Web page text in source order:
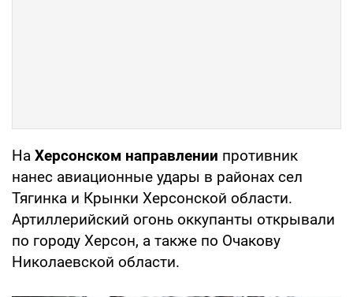
На Херсонском направлении противник
нанес авиационные удары в районах сел
Тягинка и Крынки Херсонской области.
Артиллерийский огонь оккупанты открывали
по городу Херсон, а также по Очакову
Николаевской области.